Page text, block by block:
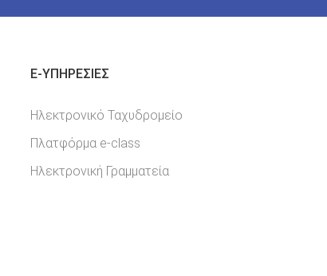
E-YΠΗΡΕΣΊΕΣ
Ηλεκτρονικό Ταχυδρομείο
Πλατφόρμα e-class
Ηλεκτρονική Γραμματεία